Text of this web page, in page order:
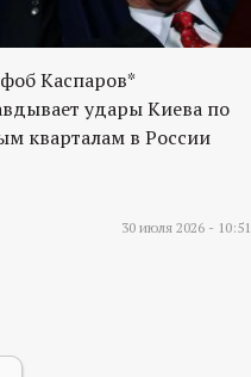
Каспаров*
удары Киева по
кварталам в России
30 июля 2026 - 10:51